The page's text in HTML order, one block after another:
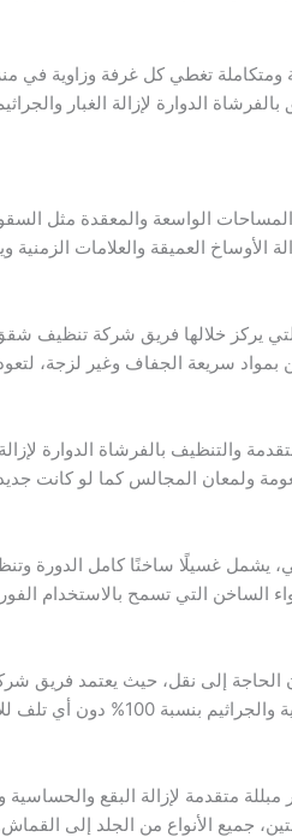
تغطي كل غرفة وزاوية في
الواسعة والمعقدة مثل
العميقة والعلامات
يركز خلالها فريق شركة تنظيف
بمواد سريعة الجفاف وغير لزجة،
والتنظيف بالفرشاة الدوارة لإزالة
ساخنًا كامل الدورة وتنظيفًا
الساخن التي تسمح بالاستخدام
الحاجة إلى نقل، حيث يعتمد فريق
الألوان أو الشكل الأصلي.
متقدمة لإزالة البقع
جميع الأنواع من الجلد إلى